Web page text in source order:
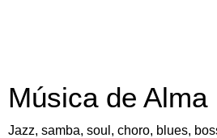
Música de Alma
Jazz, samba, soul, choro, blues,